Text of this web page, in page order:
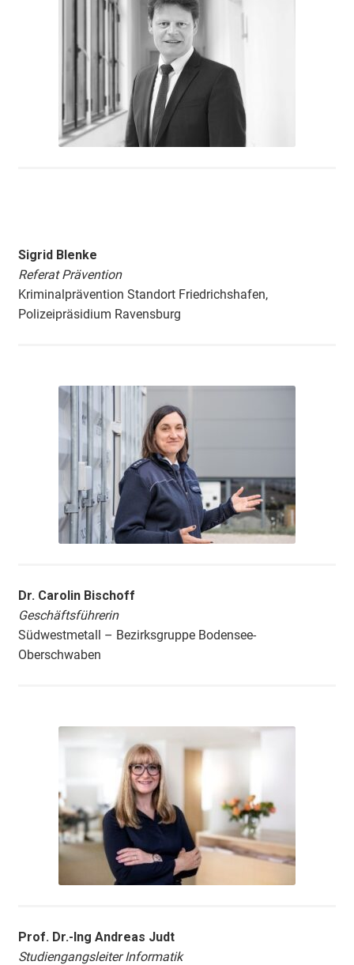
Sigrid Blenke
Referat Prävention
Kriminalprävention Standort Friedrichshafen,
Polizeipräsidium Ravensburg
Dr. Carolin Bischoff
Geschäftsführerin
Südwestmetall – Bezirksgruppe Bodensee-
Oberschwaben
Prof. Dr.-Ing Andreas Judt
Studiengangsleiter Informatik